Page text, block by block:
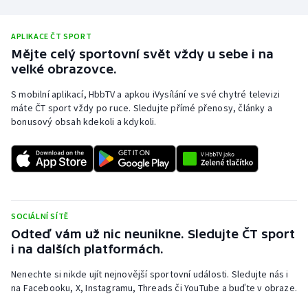
Ragby
Rychlostní kanoistika
Short track
Stolní tenis
Triatlon
Veslování
APLIKACE ČT SPORT
Mějte celý sportovní svět vždy u sebe i na
velké obrazovce.
S mobilní aplikací, HbbTV a apkou iVysílání ve své chytré televizi
máte ČT sport vždy po ruce. Sledujte přímé přenosy, články a
bonusový obsah kdekoli a kdykoli.
SOCIÁLNÍ SÍTĚ
Odteď vám už nic neunikne. Sledujte ČT sport
i na dalších platformách.
Nenechte si nikde ujít nejnovější sportovní události. Sledujte nás i
na Facebooku, X, Instagramu, Threads či YouTube a buďte v obraze.